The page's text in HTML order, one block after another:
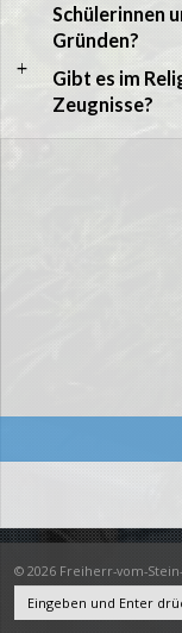
Schülerinnen
Gründen?
a
Gibt es im
Zeugnisse?
© 2026 Freiherr-vom-